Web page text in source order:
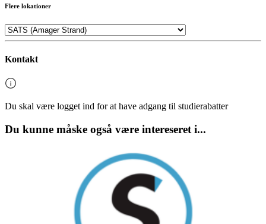
Flere lokationer
Kontakt
Du skal være logget ind for at have adgang til studierabatter
Du kunne måske også være intereseret i...